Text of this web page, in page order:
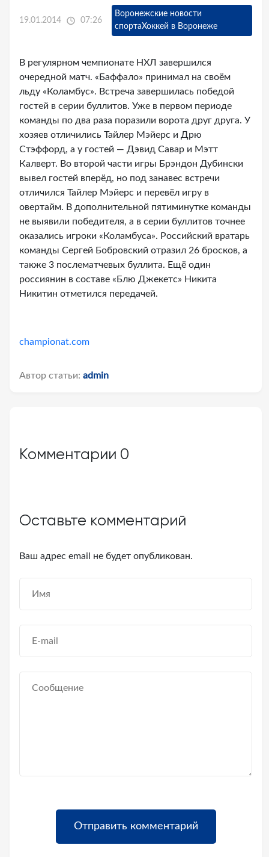
19.01.2014 07:26
Воронежские новости
спортаХоккей в Воронеже
В регулярном чемпионате НХЛ завершился
очередной матч. «Баффало» принимал на своём
льду «Коламбус». Встреча завершилась победой
гостей в серии буллитов. Уже в первом периоде
команды по два раза поразили ворота друг друга. У
хозяев отличились Тайлер Мэйерс и Дрю
Стэффорд, а у гостей — Дэвид Савар и Мэтт
Калверт. Во второй части игры Брэндон Дубински
вывел гостей вперёд, но под занавес встречи
отличился Тайлер Мэйерс и перевёл игру в
овертайм. В дополнительной пятиминутке команды
не выявили победителя, а в серии буллитов точнее
оказались игроки «Коламбуса». Российский вратарь
команды Сергей Бобровский отразил 26 бросков, а
также 3 послематчевых буллита. Ещё один
россиянин в составе «Блю Джекетс» Никита
Никитин отметился передачей.
championat.com
Автор статьи: admin
Комментарии 0
Оставьте комментарий
Ваш адрес email не будет опубликован.